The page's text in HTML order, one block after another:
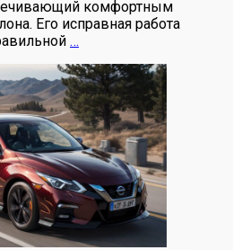
комфортным
Его исправная работа
…